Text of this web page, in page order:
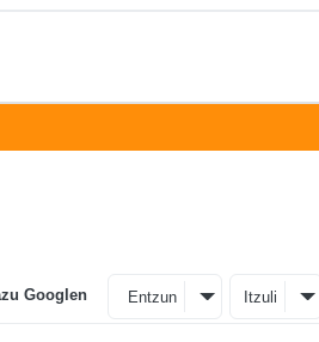
Googlen Entzun Itzuli